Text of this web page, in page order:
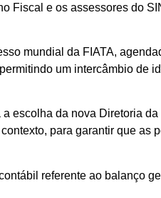
Fiscal e os assessores do
mundial da FIATA,
um intercâmbio de
escolha da nova Diretoria
para garantir que as
referente ao balanço